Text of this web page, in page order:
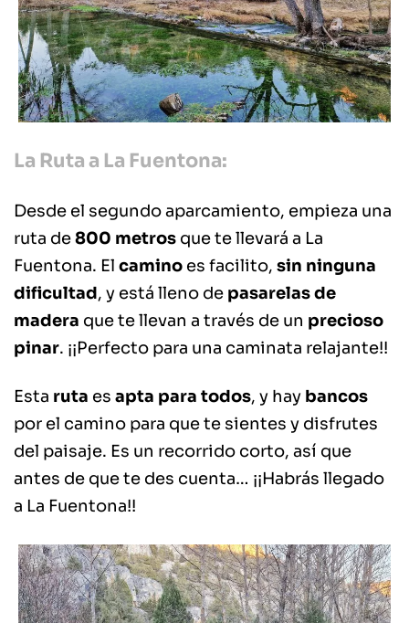
La Ruta a La Fuentona:
Desde el segundo aparcamiento, empieza una
ruta de800 metros que te llevará a La
Fuentona. El camino es facilito, sin ninguna
dificultad, y está lleno de pasarelas de
madera que te llevan a través de un precioso
pinar. ¡¡Perfecto para una caminata relajante!!
Esta ruta es apta para todos, y hay bancos
por el camino para que te sientes y disfrutes
del paisaje. Es un recorrido corto, así que
antes de que te des cuenta… ¡¡Habrás llegado
a La Fuentona!!